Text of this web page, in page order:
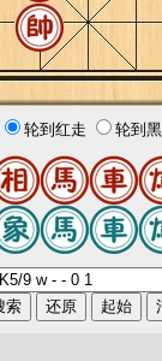
轮到红走 轮到